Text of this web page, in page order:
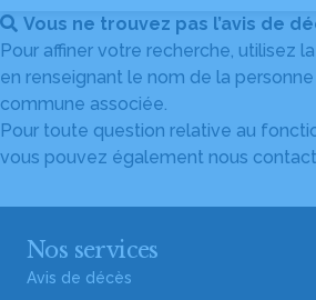
Vous ne trouvez pas l’avis de
Pour affiner votre recherche, utilisez
en renseignant le nom de la
commune associée.
Pour toute question relative au
vous pouvez également nous
Nos services
Avis de décès